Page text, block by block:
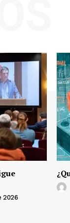
2026